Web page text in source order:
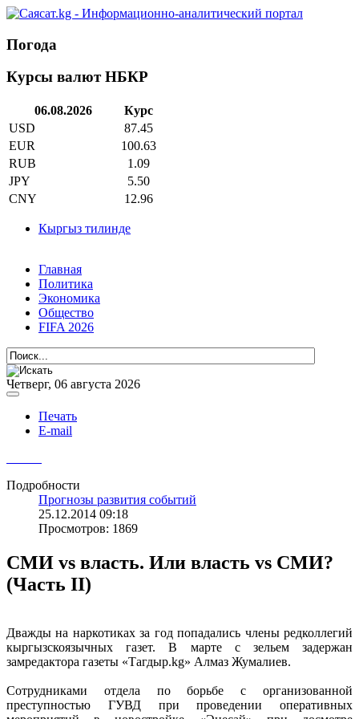
Погода
Курсы валют НБКР
06.08.2026
Курс
USD
87.45
EUR
100.63
RUB
1.09
JPY
5.50
CNY
12.96
Кыргыз тилинде
Главная
Политика
Экономика
Общество
FIFA 2026
Четверг, 06 августа 2026
Печать
E-mail
Подробности
Прогнозы развития событий
25.12.2014 09:18
Просмотров: 1869
СМИ vs власть. Или власть vs СМИ?
(Часть II)
Дважды на наркотиках за год попадались члены редколлегий
кыргызскоязычных газет. В марте с зельем задержан
замредактора газеты «Тагдыр.kg» Алмаз Жумалиев.
Сотрудниками отдела по борьбе с организованной
преступностью ГУВД при проведении оперативных